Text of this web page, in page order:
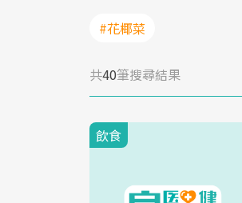
#花椰菜
共40筆搜尋結果
飲食